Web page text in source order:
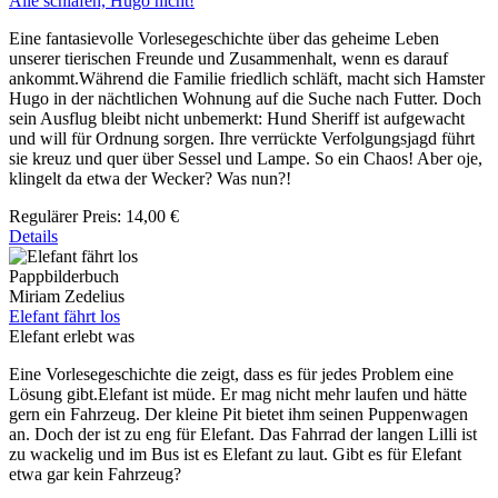
Eine fantasievolle Vorlesegeschichte über das geheime Leben
unserer tierischen Freunde und Zusammenhalt, wenn es darauf
ankommt.Während die Familie friedlich schläft, macht sich Hamster
Hugo in der nächtlichen Wohnung auf die Suche nach Futter. Doch
sein Ausflug bleibt nicht unbemerkt: Hund Sheriff ist aufgewacht
und will für Ordnung sorgen. Ihre verrückte Verfolgungsjagd führt
sie kreuz und quer über Sessel und Lampe. So ein Chaos! Aber oje,
klingelt da etwa der Wecker? Was nun?!
Regulärer Preis: 14,00 €
Details
Pappbilderbuch
Miriam Zedelius
Elefant fährt los
Elefant erlebt was
Eine Vorlesegeschichte die zeigt, dass es für jedes Problem eine
Lösung gibt.Elefant ist müde. Er mag nicht mehr laufen und hätte
gern ein Fahrzeug. Der kleine Pit bietet ihm seinen Puppenwagen
an. Doch der ist zu eng für Elefant. Das Fahrrad der langen Lilli ist
zu wackelig und im Bus ist es Elefant zu laut. Gibt es für Elefant
etwa gar kein Fahrzeug?